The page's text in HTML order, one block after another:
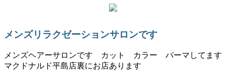
メンズリラクゼーションサロンです
メンズヘアーサロンです カット カラー パーマしてます
マクドナルド平島店裏にお店あります